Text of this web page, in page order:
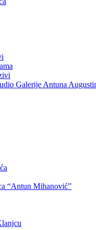
Galerije Antuna
“Antun Mihanović”